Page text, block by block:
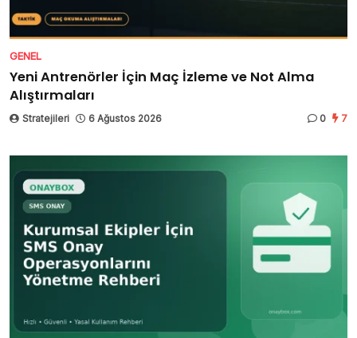
GENEL
Yeni Antrenörler İçin Maç İzleme ve Not Alma
Alıştırmaları
Stratejileri 6 Ağustos 2026 0 7